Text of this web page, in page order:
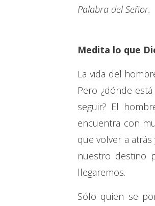
Palabra del Señor.
Medita lo que
La vida del
Pero ¿dónde
seguir? El
encuentra con
que volver a
nuestro destino
llegaremos.
Sólo quien se